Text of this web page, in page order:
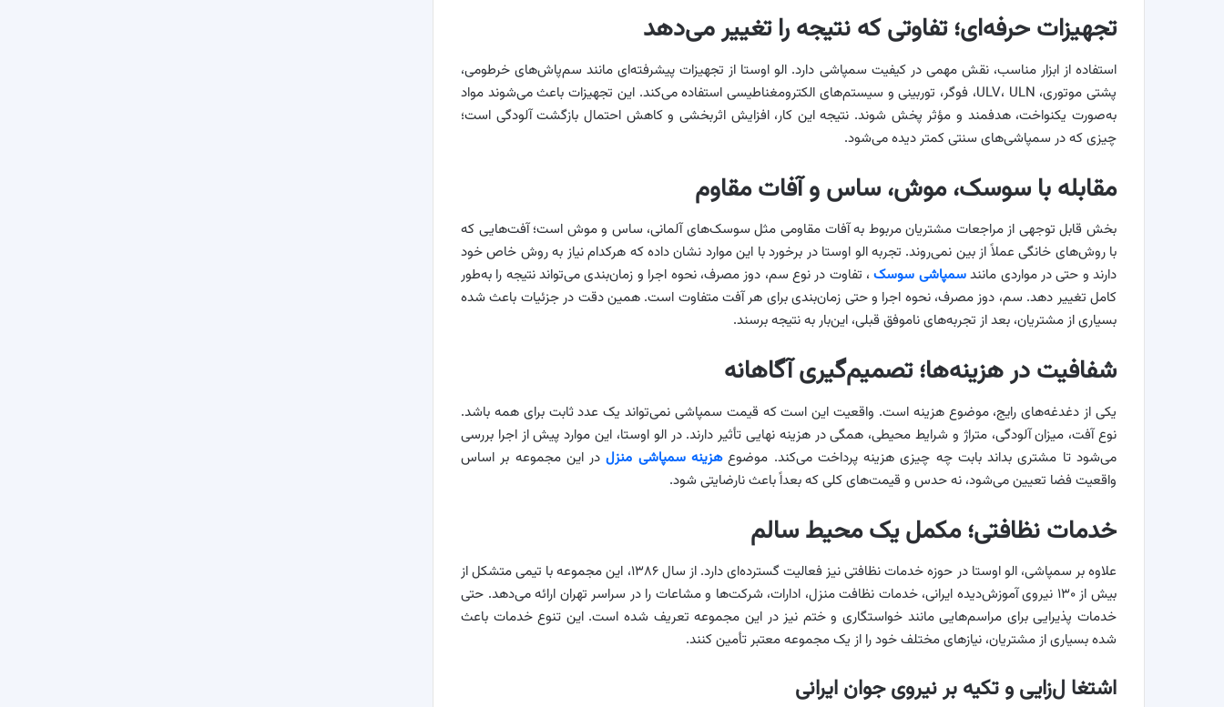
تجهیزات حرفه‌ای؛ تفاوتی که نتیجه را تغییر می‌دهد
استفاده از ابزار مناسب، نقش مهمی در کیفیت سمپاشی دارد. الو اوستا از تجهیزات پیشرفته‌ای مانند سم‌پاش‌های خرطومی،
پشتی موتوری، ULV، ULN، فوگر، توربینی و سیستم‌های الکترومغناطیسی استفاده می‌کند. این تجهیزات باعث می‌شوند مواد
به‌صورت یکنواخت، هدفمند و مؤثر پخش شوند. نتیجه این کار، افزایش اثربخشی و کاهش احتمال بازگشت آلودگی است؛
چیزی که در سمپاشی‌های سنتی کمتر دیده می‌شود.
مقابله با سوسک، موش، ساس و آفات مقاوم
بخش قابل توجهی از مراجعات مشتریان مربوط به آفات مقاومی مثل سوسک‌های آلمانی، ساس و موش است؛ آفت‌هایی که
با روش‌های خانگی عملاً از بین نمی‌روند. تجربه الو اوستا در برخورد با این موارد نشان داده که هرکدام نیاز به روش خاص خود
دارند و حتی در مواردی مانندسمپاشی سوسک ، تفاوت در نوع سم، دوز مصرف، نحوه اجرا و زمان‌بندی می‌تواند نتیجه را به‌طور
کامل تغییر دهد. سم، دوز مصرف، نحوه اجرا و حتی زمان‌بندی برای هر آفت متفاوت است. همین دقت در جزئیات باعث شده
بسیاری از مشتریان، بعد از تجربه‌های ناموفق قبلی، این‌بار به نتیجه برسند.
شفافیت در هزینه‌ها؛ تصمیم‌گیری آگاهانه
یکی از دغدغه‌های رایج، موضوع هزینه است. واقعیت این است که قیمت سمپاشی نمی‌تواند یک عدد ثابت برای همه باشد.
نوع آفت، میزان آلودگی، متراژ و شرایط محیطی، همگی در هزینه نهایی تأثیر دارند. در الو اوستا، این موارد پیش از اجرا بررسی
می‌شود تا مشتری بداند بابت چه چیزی هزینه پرداخت می‌کند. موضوعهزینه سمپاشی منزلدر این مجموعه بر اساس
واقعیت فضا تعیین می‌شود، نه حدس و قیمت‌های کلی که بعداً باعث نارضایتی شود.
خدمات نظافتی؛ مکمل یک محیط سالم
علاوه بر سمپاشی، الو اوستا در حوزه خدمات نظافتی نیز فعالیت گسترده‌ای دارد. از سال ۱۳۸۶، این مجموعه با تیمی متشکل از
بیش از ۱۳۰ نیروی آموزش‌دیده ایرانی، خدمات نظافت منزل، ادارات، شرکت‌ها و مشاعات را در سراسر تهران ارائه می‌دهد. حتی
خدمات پذیرایی برای مراسم‌هایی مانند خواستگاری و ختم نیز در این مجموعه تعریف شده است. این تنوع خدمات باعث
شده بسیاری از مشتریان، نیازهای مختلف خود را از یک مجموعه معتبر تأمین کنند.
اشتغا ل‌زایی و تکیه بر نیروی جوان ایرانی